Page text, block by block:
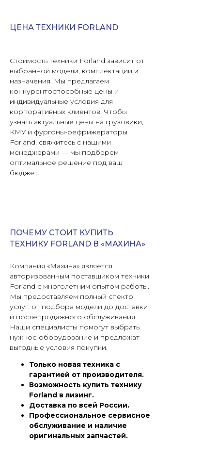
ЦЕНА ТЕХНИКИ FORLAND
Стоимость техники Forland зависит от
выбранной модели, комплектации и
назначения. Мы предлагаем
конкурентоспособные цены и
индивидуальные условия для
корпоративных клиентов. Чтобы
узнать актуальные цены на грузовики,
КМУ и фургоны-рефрижераторы
Forland, свяжитесь с нашими
менеджерами — мы подберем
оптимальное решение под ваш
бюджет.
ПОЧЕМУ СТОИТ КУПИТЬ
ТЕХНИКУ FORLAND В «МАХИНА»
Компания «Махина» является
авторизованным поставщиком техники
Forland с многолетним опытом работы.
Мы предоставляем полный спектр
услуг: от подбора модели до доставки
и послепродажного обслуживания.
Наши специалисты помогут выбрать
нужное оборудование и предложат
выгодные условия покупки.
Только новая техника с
гарантией от производителя.
Возможность купить технику
Forland в лизинг.
Доставка по всей России.
Профессиональное сервисное
обслуживание и наличие
оригинальных запчастей.